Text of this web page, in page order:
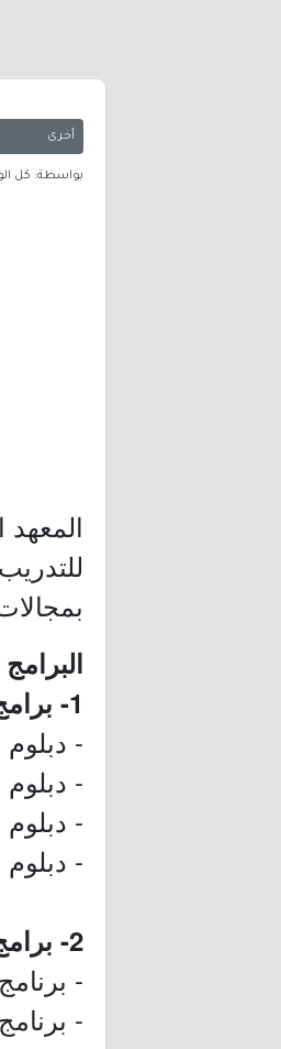
أخرى
بواسطة: كل
1- برامج الدبلوم (مدة سنتان) - جازان:
- دبلوم
-
-
-
2- برامج الشهادات (مدة 4 أشهر) - الرياض:
-
-